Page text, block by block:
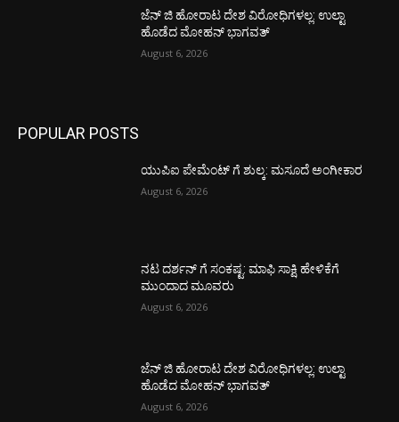
ಜೆನ್ ಜಿ ಹೋರಾಟ ದೇಶ ವಿರೋಧಿಗಳಲ್ಲ: ಉಲ್ಟಾ
ಹೊಡೆದ ಮೋಹನ್ ಭಾಗವತ್
August 6, 2026
POPULAR POSTS
ಯುಪಿಐ ಪೇಮೆಂಟ್ ಗೆ ಶುಲ್ಕ: ಮಸೂದೆ ಅಂಗೀಕಾರ
August 6, 2026
ನಟ ದರ್ಶನ್ ಗೆ ಸಂಕಷ್ಟ: ಮಾಫಿ ಸಾಕ್ಷಿ ಹೇಳಿಕೆಗೆ
ಮುಂದಾದ ಮೂವರು
August 6, 2026
ಜೆನ್ ಜಿ ಹೋರಾಟ ದೇಶ ವಿರೋಧಿಗಳಲ್ಲ: ಉಲ್ಟಾ
ಹೊಡೆದ ಮೋಹನ್ ಭಾಗವತ್
August 6, 2026